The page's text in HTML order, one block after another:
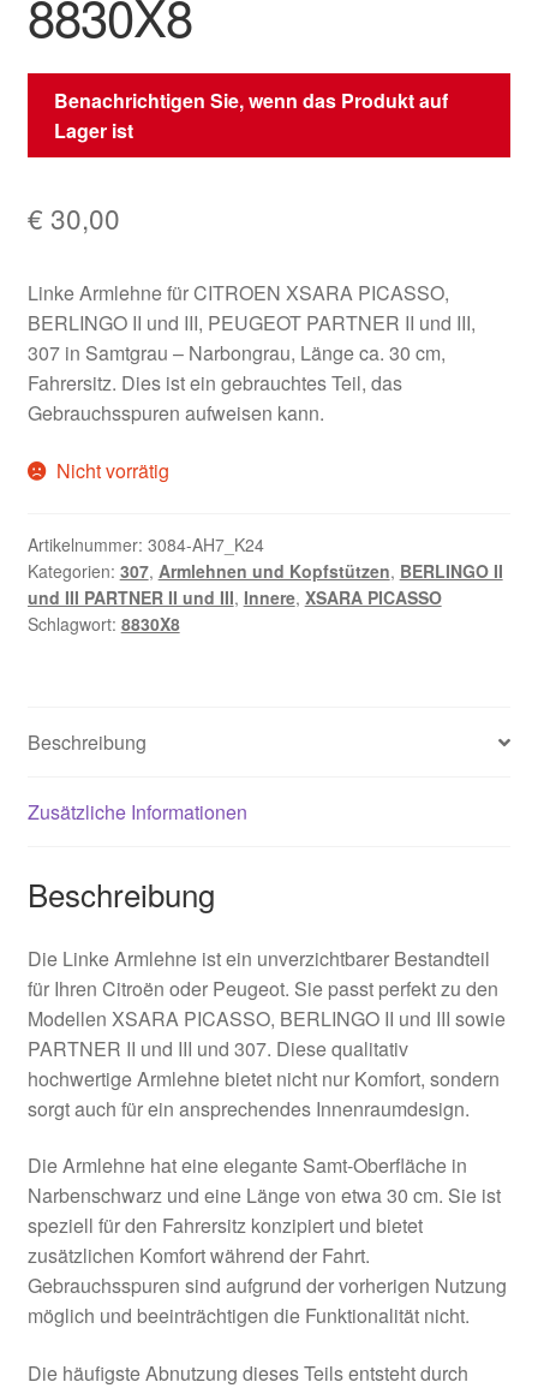
8830X8
Benachrichtigen Sie, wenn das Produkt auf
Lager ist
€ 30,00
Linke Armlehne für CITROEN XSARA PICASSO,
BERLINGO II und III, PEUGEOT PARTNER II und III,
307 in Samtgrau – Narbongrau, Länge ca. 30 cm,
Fahrersitz. Dies ist ein gebrauchtes Teil, das
Gebrauchsspuren aufweisen kann.
Nicht vorrätig
Artikelnummer: 3084-AH7_K24
Kategorien: 307, Armlehnen und Kopfstützen, BERLINGO II
und III PARTNER II und III, Innere, XSARA PICASSO
Schlagwort: 8830X8
Beschreibung
Zusätzliche Informationen
Beschreibung
Die Linke Armlehne ist ein unverzichtbarer Bestandteil
für Ihren Citroën oder Peugeot. Sie passt perfekt zu den
Modellen XSARA PICASSO, BERLINGO II und III sowie
PARTNER II und III und 307. Diese qualitativ
hochwertige Armlehne bietet nicht nur Komfort, sondern
sorgt auch für ein ansprechendes Innenraumdesign.
Die Armlehne hat eine elegante Samt-Oberfläche in
Narbenschwarz und eine Länge von etwa 30 cm. Sie ist
speziell für den Fahrersitz konzipiert und bietet
zusätzlichen Komfort während der Fahrt.
Gebrauchsspuren sind aufgrund der vorherigen Nutzung
möglich und beeinträchtigen die Funktionalität nicht.
Die häufigste Abnutzung dieses Teils entsteht durch